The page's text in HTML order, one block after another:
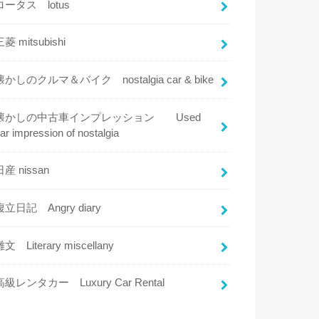
ータス lotus
菱 mitsubishi
かしのクルマ＆バイク nostalgia car & bike
かしの中古車インプレッション Used
impression of nostalgia
産 nissan
立日記 Angry diary
文 Literary miscellany
級レンタカー Luxury Car Rental